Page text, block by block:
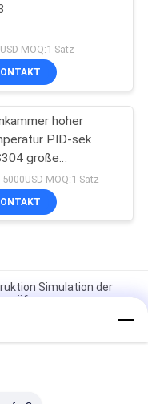
MOQ:1 Satz
hoher
PID-sek
große
Oven
5000USD MOQ:1 Satz
Simulation der
±1°C